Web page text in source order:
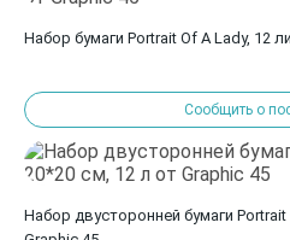
Набор бумаги Portrait Of A Lady, 12
Сообщить о
Набор двусторонней бумаги